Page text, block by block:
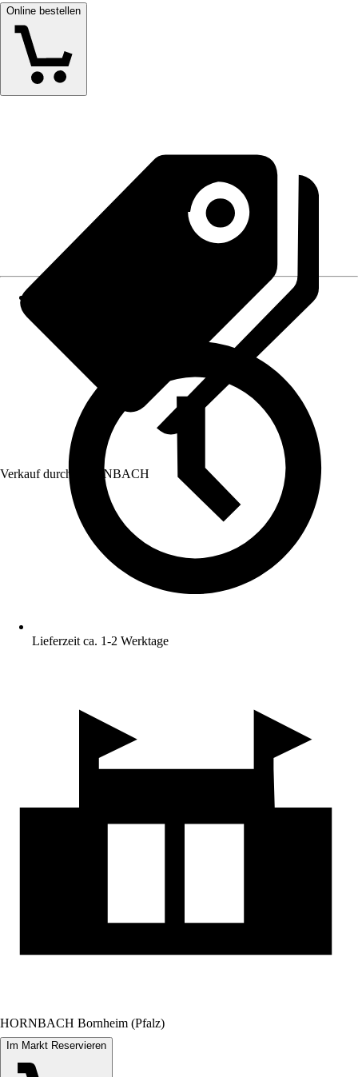
Online bestellen
Verkauf durch: HORNBACH
Lieferzeit ca. 1-2 Werktage
HORNBACH Bornheim (Pfalz)
Im Markt Reservieren